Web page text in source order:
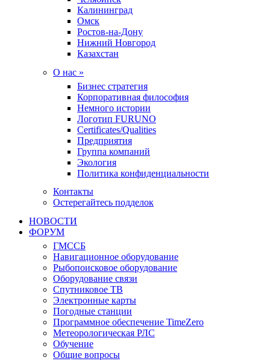
Калининград
Омск
Ростов-на-Дону
Нижний Новгород
Казахстан
О нас »
Бизнес стратегия
Корпоративная философия
Немного истории
Логотип FURUNO
Certificates/Qualities
Предприятия
Группа компаний
Экология
Политика конфиденциальности
Контакты
Остерегайтесь подделок
НОВОСТИ
ФОРУМ
ГМССБ
Навигационное оборудование
Рыбопоисковое оборудование
Оборудование связи
Спутниковое ТВ
Электронные карты
Погодные станции
Программное обеспечение TimeZero
Метеорологическая РЛС
Обучение
Общие вопросы